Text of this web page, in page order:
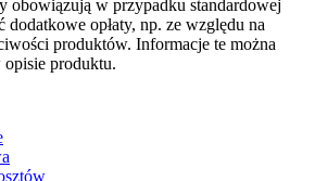
obowiązują w przypadku standardowej
opłaty, np. ze względu na
produktów. Informacje te można
opisie produktu.